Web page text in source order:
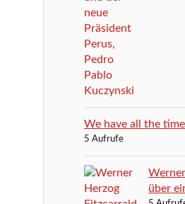
We have all the
5 Aufrufe
über